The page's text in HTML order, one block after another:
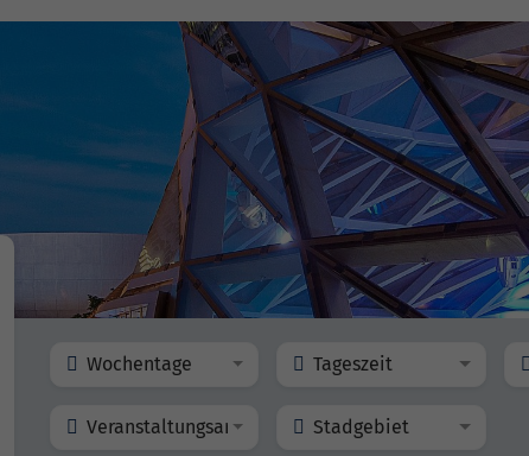
Wochentage Tageszeit
Veranstaltungsart Stadgebiet